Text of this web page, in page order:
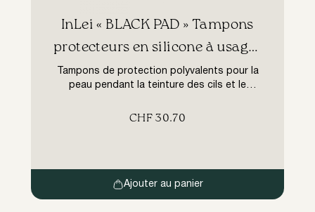
InLei « BLACK PAD » Tampons
protecteurs en silicone à usages
multiples
Tampons de protection polyvalents pour la
peau pendant la teinture des cils et le
Nettoyez le contour des yeux avec la
retirés, lavez les Black PADs à l’eau […]
CHF 30.70
Ajouter au panier